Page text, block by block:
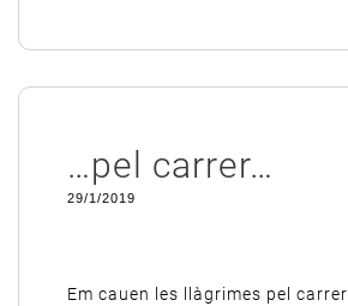
…pel carrer…
29/1/2019
Em cauen les llàgrimes pel carrer.